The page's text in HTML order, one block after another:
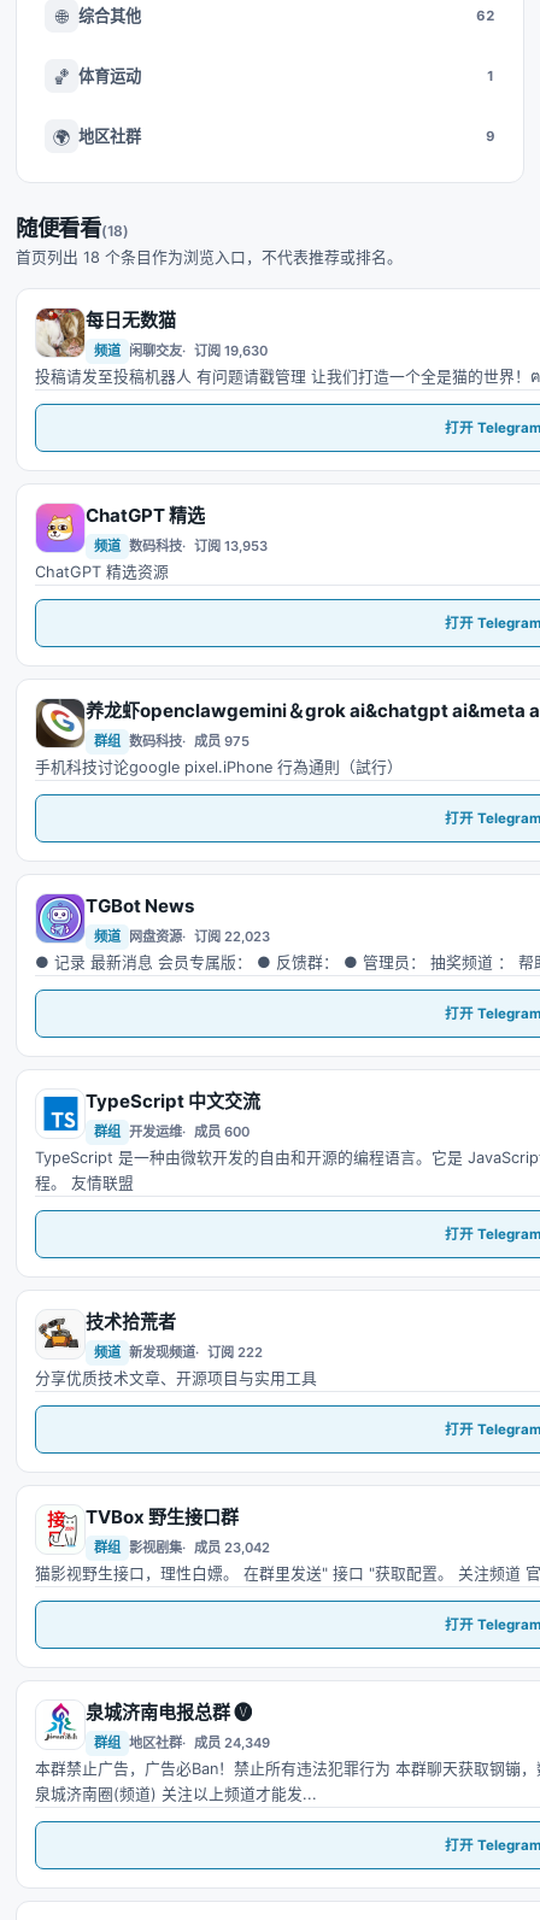
🌐 综合其他 62
🏀 体育运动 1
🌍 地区社群 9
随便看看(18)
首页列出 18 个条目作为浏览入口，不代表推荐或排名。
每
每日无数猫
频道 闲聊交友 订阅 19,630
打开
C
ChatGPT 精选
频道 数码科技 订阅 13,953
ChatGPT 精选资源
打开
养
养龙虾openclawgemini＆grok ai&chatgpt ai&meta
群组 数码科技 成员 975
手机科技讨论google pixel.iPhone 行為通則（試行）
打开
T
TGBot News
频道 网盘资源 订阅 22,023
● 记录 最新消息 会员专属版： ● 反馈群： ● 管理员： 抽奖频道 ： 帮
打开
T
TypeScript 中文交流
群组 开发运维 成员 600
TypeScript 是一种由微软开发的自由和开源的编程语言。它是
程。 友情联盟
打开
技
技术拾荒者
频道 新发现频道 订阅 222
分享优质技术文章、开源项目与实用工具
打开
T
TVBox 野生接口群
群组 影视剧集 成员 23,042
猫影视野生接口，理性白嫖。 在群里发送" 接口 "获取配置。 关注频道
打开
泉
泉城济南电报总群 🅥
群组 地区社群 成员 24,349
本群禁止广告，广告必Ban！禁止所有违法犯罪行为 本群聊天获取钢镚
泉城济南圈(频道) 关注以上频道才能发...
打开